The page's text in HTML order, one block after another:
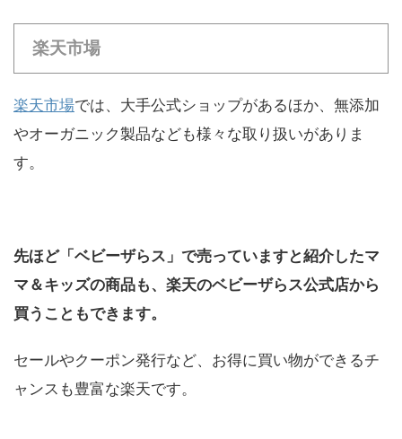
楽天市場
楽天市場では、大手公式ショップがあるほか、無添加
やオーガニック製品なども様々な取り扱いがありま
す。
先ほど「ベビーザらス」で売っていますと紹介したマ
マ＆キッズの商品も、楽天のベビーザらス公式店から
買うこともできます。
セールやクーポン発行など、お得に買い物ができるチ
ャンスも豊富な楽天です。